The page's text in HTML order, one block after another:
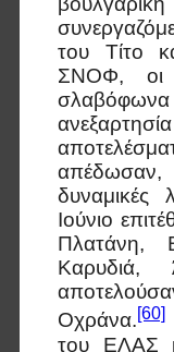
του Τίτο
ΣΝΟΦ, οι
δυναμικές
Ιούνιο
Πλατάνη,
Καρυδιά,
Οχράνα.[60]
του ΕΛΑΣ